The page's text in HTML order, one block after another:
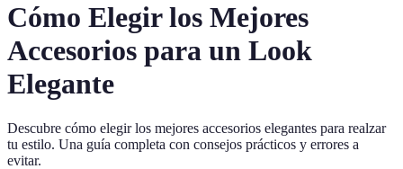
Cómo Elegir los Mejores
Accesorios para un Look
Elegante
Descubre cómo elegir los mejores accesorios elegantes para realzar
tu estilo. Una guía completa con consejos prácticos y errores a
evitar.